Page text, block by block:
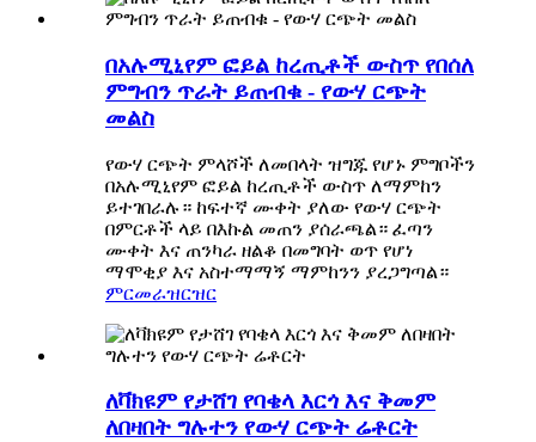
በአሉሚኒየም ፎይል ከረጢቶች ውስጥ የበሰለ
ምግብን ጥራት ይጠብቁ - የውሃ ርጭት
መልስ
የውሃ ርጭት ምላሾች ለመበላት ዝግጁ የሆኑ ምግቦችን
በአሉሚኒየም ፎይል ከረጢቶች ውስጥ ለማምከን
ይተገበራሉ። ከፍተኛ ሙቀት ያለው የውሃ ርጭት
በምርቶች ላይ በእኩል መጠን ያሰራጫል። ፈጣን
ሙቀት እና ጠንካራ ዘልቆ በመግባት ወጥ የሆነ
ማሞቂያ እና አስተማማኝ ማምከንን ያረጋግጣል።
ምርመራዝርዝር
ለቫክዩም የታሸገ የባቄላ እርጎ እና ቅመም
ለበዛበት ግሉተን የውሃ ርጭት ሬቶርት